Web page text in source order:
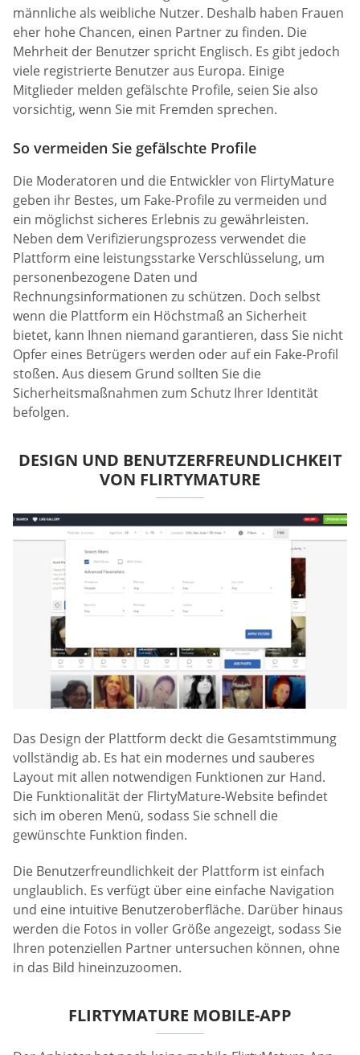
männliche als weibliche Nutzer. Deshalb haben Frauen
eher hohe Chancen, einen Partner zu finden. Die
Mehrheit der Benutzer spricht Englisch. Es gibt jedoch
viele registrierte Benutzer aus Europa. Einige
Mitglieder melden gefälschte Profile, seien Sie also
vorsichtig, wenn Sie mit Fremden sprechen.
So vermeiden Sie gefälschte Profile
Die Moderatoren und die Entwickler von FlirtyMature
geben ihr Bestes, um Fake-Profile zu vermeiden und
ein möglichst sicheres Erlebnis zu gewährleisten.
Neben dem Verifizierungsprozess verwendet die
Plattform eine leistungsstarke Verschlüsselung, um
personenbezogene Daten und
Rechnungsinformationen zu schützen. Doch selbst
wenn die Plattform ein Höchstmaß an Sicherheit
bietet, kann Ihnen niemand garantieren, dass Sie nicht
Opfer eines Betrügers werden oder auf ein Fake-Profil
stoßen. Aus diesem Grund sollten Sie die
Sicherheitsmaßnahmen zum Schutz Ihrer Identität
befolgen.
DESIGN UND BENUTZERFREUNDLICHKEIT
VON FLIRTYMATURE
Das Design der Plattform deckt die Gesamtstimmung
vollständig ab. Es hat ein modernes und sauberes
Layout mit allen notwendigen Funktionen zur Hand.
Die Funktionalität der FlirtyMature-Website befindet
sich im oberen Menü, sodass Sie schnell die
gewünschte Funktion finden.
Die Benutzerfreundlichkeit der Plattform ist einfach
unglaublich. Es verfügt über eine einfache Navigation
und eine intuitive Benutzeroberfläche. Darüber hinaus
werden die Fotos in voller Größe angezeigt, sodass Sie
Ihren potenziellen Partner untersuchen können, ohne
in das Bild hineinzuzoomen.
FLIRTYMATURE MOBILE-APP